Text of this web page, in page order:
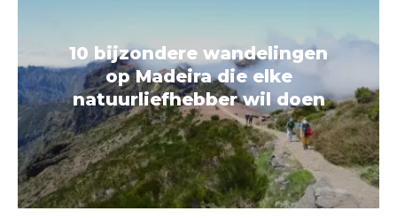
10 bijzondere wandelingen
op Madeira die elke
natuurliefhebber wil doen